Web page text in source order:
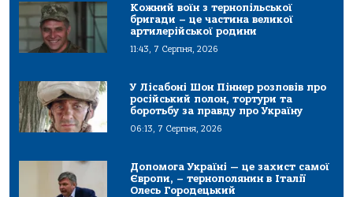
Кожний воїн з тернопільської
бригади – це частина великої
артилерійської родини
11:43, 7 Серпня, 2026
У Лісабоні Шон Піннер розповів про
російський полон, тортури та
боротьбу за правду про Україну
06:13, 7 Серпня, 2026
Допомога Україні — це захист самої
Європи, – тернополянин в Італії
Олесь Городецький